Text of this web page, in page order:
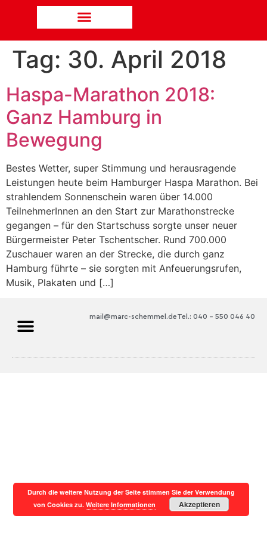
Tag: 30. April 2018
Haspa-Marathon 2018:
Ganz Hamburg in
Bewegung
Bestes Wetter, super Stimmung und herausragende
Leistungen heute beim Hamburger Haspa Marathon. Bei
strahlendem Sonnenschein waren über 14.000
TeilnehmerInnen an den Start zur Marathonstrecke
gegangen – für den Startschuss sorgte unser neuer
Bürgermeister Peter Tschentscher. Rund 700.000
Zuschauer waren an der Strecke, die durch ganz
Hamburg führte – sie sorgten mit Anfeuerungsrufen,
Musik, Plakaten und […]
Tel.: 040 – 550 046 40
mail@marc-schemmel.de
Durch die weitere Nutzung der Seite stimmen Sie der Verwendung
von Cookies zu.Weitere Informationen Akzeptieren